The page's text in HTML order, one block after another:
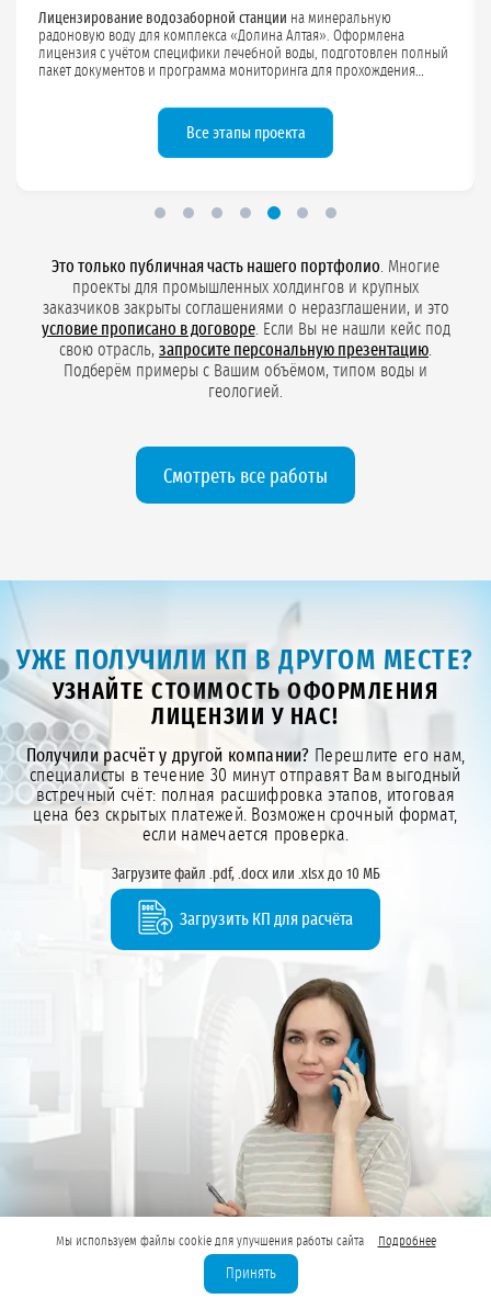
Комплекс работ по водоснабжению модульного ЦОД МТС: бурение,
обустройство и
лицензирование скважины для технических нужд
объёмом водопотребления до 99 м³/сутки. Обеспечен стабильный
источник воды для систем охлаждения и инженерной
экспертиз и плановых проверок.
Смотреть кейс
Это только публичная часть нашего портфолио. Многие
проекты для промышленных холдингов и крупных
заказчиков закрыты соглашениями о неразглашении, и это
условие прописано в договоре. Если Вы не нашли кейс под
свою отрасль, запросите персональную презентацию.
Подберём примеры с Вашим объёмом, типом воды и
геологией.
Смотреть все работы
УЖЕ ПОЛУЧИЛИ КП В ДРУГОМ МЕСТЕ?
УЗНАЙТЕ СТОИМОСТЬ ОФОРМЛЕНИЯ
ЛИЦЕНЗИИ У НАС!
Получили расчёт у другой компании? Перешлите его нам,
специалисты в течение 30 минут отправят Вам выгодный
встречный счёт: полная расшифровка этапов, итоговая
цена без скрытых платежей. Возможен срочный формат,
если намечается проверка.
Загрузите файл .pdf, .docx или .xlsx до 10 МБ
Загрузить КП для расчёта
Отдел лицензирования,
Мы используем файлы cookie для улучшения работы сайта Подробнее
Принять